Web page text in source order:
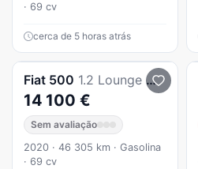
· 69 cv
cerca de 5 horas atrás
Fiat 500 1.2 Lounge MTA
14 100 €
Sem avaliação
2020 · 46 305 km · Gasolina
· 69 cv